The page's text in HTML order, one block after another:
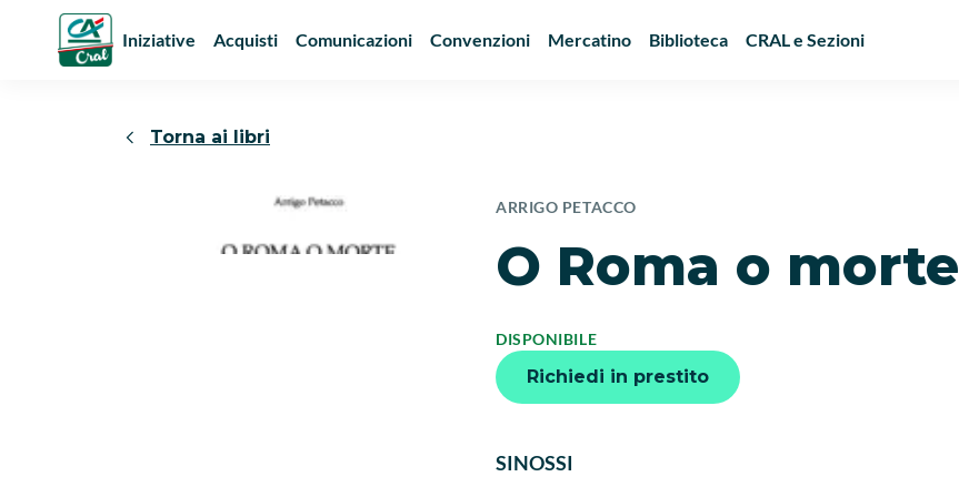
Iniziative Acquisti Comunicazioni Convenzioni Mercatino Biblioteca CRAL e Sezioni
Torna ai libri
ARRIGO PETACCO
O Roma o morte
DISPONIBILE
Richiedi in prestito
SINOSSI